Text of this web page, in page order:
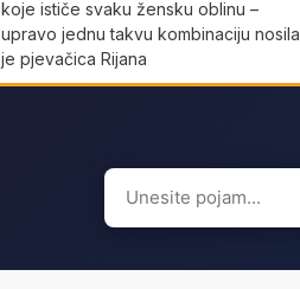
koje ističe svaku žensku oblinu –
upravo jednu takvu kombinaciju nosila
je pjevačica Rijana
Search
for: